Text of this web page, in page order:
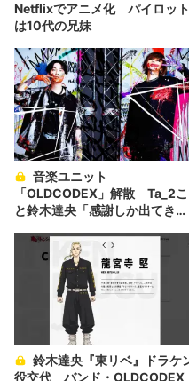
Netflixでアニメ化 パイロット
は10代の兄妹
「OLDCODEX」解散 Ta_2こ
と鈴木達央「感謝しか出てきま
役交代 バンド・OLDCODEX